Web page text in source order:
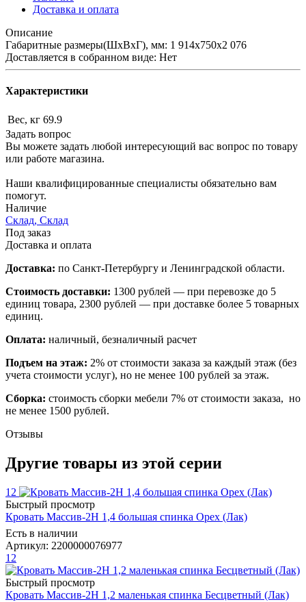
Доставка и оплата
Описание
Габаритные размеры(ШхВхГ), мм: 1 914х750х2 076
Доставляется в собранном виде: Нет
Характеристики
Вес, кг 69.9
Задать вопрос
Вы можете задать любой интересующий вас вопрос по товару
или работе магазина.
Наши квалифицированные специалисты обязательно вам
помогут.
Наличие
Склад, Склад
Под заказ
Доставка и оплата
Доставка: по Санкт-Петербургу и Ленинградской области.
Стоимость доставки: 1300 рублей — при перевозке до 5
единиц товара, 2300 рублей — при доставке более 5 товарных
единиц.
Оплата: наличный, безналичный расчет
Подъем на этаж: 2% от стоимости заказа за каждый этаж (без
учета стоимости услуг), но не менее 100 рублей за этаж.
Сборка: стоимость сборки мебели 7% от стоимости заказа, но
не менее 1500 рублей.
Отзывы
Другие товары из этой серии
12
Быстрый просмотр
Кровать Массив-2Н 1,4 большая спинка Орех (Лак)
Есть в наличии
Артикул: 2200000076977
12
Быстрый просмотр
Кровать Массив-2Н 1,2 маленькая спинка Бесцветный (Лак)